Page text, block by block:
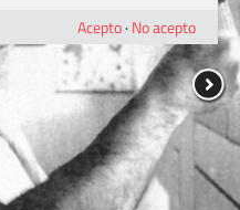
Acepto· No acepto